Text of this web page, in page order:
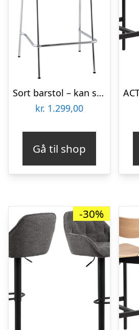
Sort barstol – kan stables – COBE
kr. 1.299,00
Gå til shop
-30%